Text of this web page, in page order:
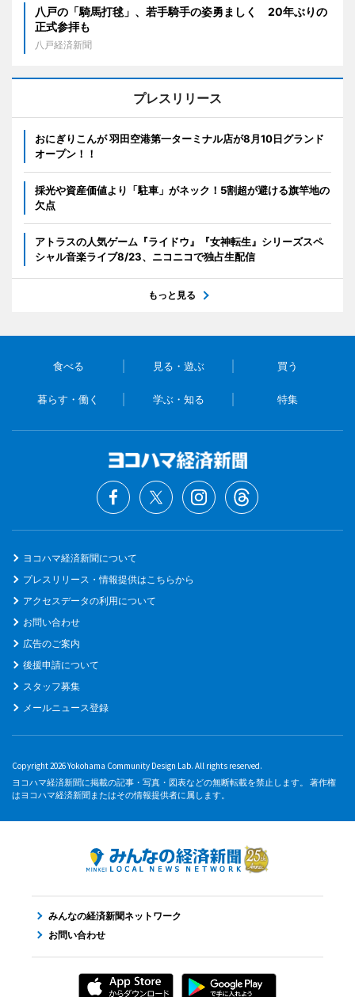
八戸の「騎馬打毬」、若手騎手の姿勇ましく 20年ぶりの
正式参拝も
八戸経済新聞
プレスリリース
おにぎりこんが 羽田空港第一ターミナル店が8月10日グランド
オープン！！
採光や資産価値より「駐車」がネック！5割超が避ける旗竿地の
欠点
アトラスの人気ゲーム『ライドウ』『女神転生』シリーズスペ
シャル音楽ライブ8/23、ニコニコで独占生配信
もっと見る
食べる 見る・遊ぶ 買う
暮らす・働く 学ぶ・知る 特集
ヨコハマ経済新聞について
プレスリリース・情報提供はこちらから
アクセスデータの利用について
お問い合わせ
広告のご案内
後援申請について
スタッフ募集
メールニュース登録
Copyright 2026 Yokohama Community Design Lab. All rights reserved.
ヨコハマ経済新聞に掲載の記事・写真・図表などの無断転載を禁止します。 著作権
はヨコハマ経済新聞またはその情報提供者に属します。
みんなの経済新聞ネットワーク
お問い合わせ